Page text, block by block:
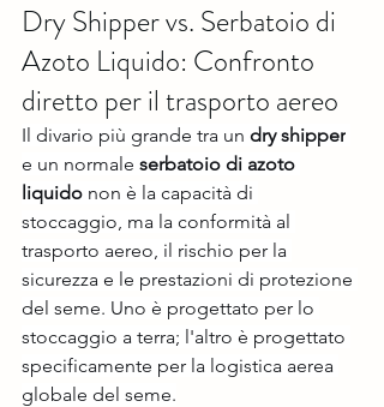
Dry Shipper vs. Serbatoio di
Azoto Liquido: Confronto
diretto per il trasporto aereo
Il divario più grande tra un dry shipper
e un normale serbatoio di azoto
liquido non è la capacità di
stoccaggio, ma la conformità al
trasporto aereo, il rischio per la
sicurezza e le prestazioni di protezione
del seme. Uno è progettato per lo
stoccaggio a terra; l'altro è progettato
specificamente per la logistica aerea
globale del seme.